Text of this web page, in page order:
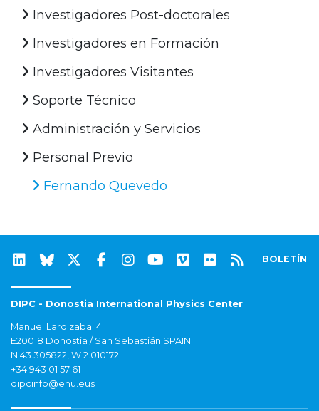
Investigadores Post-doctorales
Investigadores en Formación
Investigadores Visitantes
Soporte Técnico
Administración y Servicios
Personal Previo
Fernando Quevedo
BOLETÍN
DIPC - Donostia International Physics Center
Manuel Lardizabal 4
E20018 Donostia / San Sebastián SPAIN
N 43.305822, W 2.010172
+34 943 01 57 61
dipcinfo@ehu.eus